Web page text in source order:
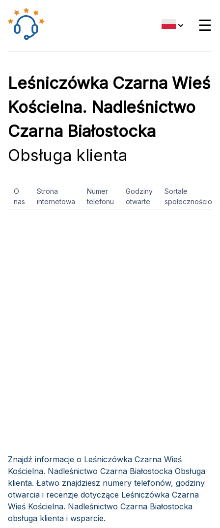
☰
Leśniczówka Czarna Wieś
Kościelna. Nadleśnictwo
Czarna Białostocka
Obsługa klienta
O
nas
Strona
internetowa
Numer
telefonu
Godziny
otwarte
Sortale
Znajdź informacje o Leśniczówka Czarna Wieś
Kościelna. Nadleśnictwo Czarna Białostocka Obsługa
klienta. Łatwo znajdziesz numery telefonów, godziny
otwarcia i recenzje dotyczące Leśniczówka Czarna
Wieś Kościelna. Nadleśnictwo Czarna Białostocka
obsługa klienta i wsparcie.